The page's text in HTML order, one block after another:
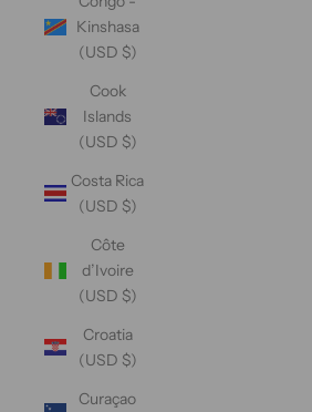
Kinshasa
(USD $)
Cook
Islands
(USD $)
Costa Rica
(USD $)
Côte
d’Ivoire
(USD $)
Croatia
(USD $)
Curaçao